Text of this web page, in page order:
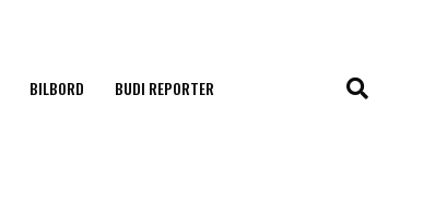
BILBORD BUDI REPORTER